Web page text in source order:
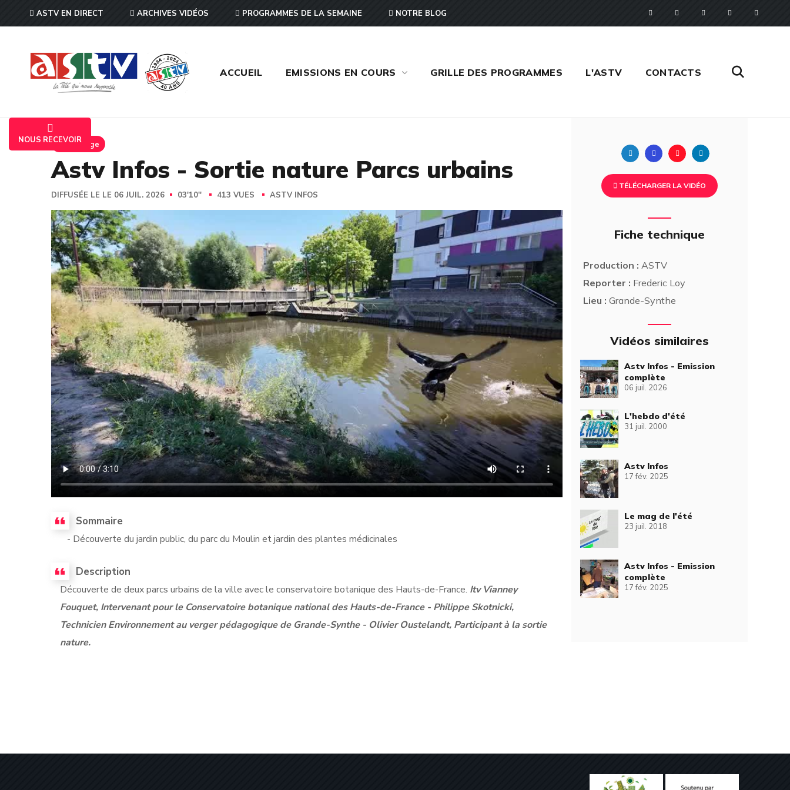
ASTV EN DIRECT ARCHIVES VIDÉOS PROGRAMMES DE LA SEMAINE NOTRE BLOG
ACCUEIL EMISSIONS EN COURS GRILLE DES PROGRAMMES L'ASTV CONTACTS
NOUS RECEVOIR
Reportage
Astv Infos - Sortie nature Parcs urbains
DIFFUSÉE LE LE 06 JUIL. 2026 03'10'' 413 VUES ASTV INFOS
Sommaire
- Découverte du jardin public, du parc du Moulin et jardin des plantes médicinales
Description
Découverte de deux parcs urbains de la ville avec le conservatoire botanique des Hauts-de-France. Itv Vianney
Fouquet, Intervenant pour le Conservatoire botanique national des Hauts-de-France - Philippe Skotnicki,
Technicien Environnement au verger pédagogique de Grande-Synthe - Olivier Oustelandt, Participant à la sortie
nature.
Twitter FacebookPinterest
TÉLÉCHARGER LA VIDÉO
Fiche technique
Production : ASTV
Reporter : Frederic Loy
Lieu : Grande-Synthe
Vidéos similaires
Astv Infos - Emission
complète
06 juil. 2026
L'hebdo d'été
31 juil. 2000
Astv Infos
17 fév. 2025
Le mag de l'été
23 juil. 2018
Astv Infos - Emission
complète
17 fév. 2025